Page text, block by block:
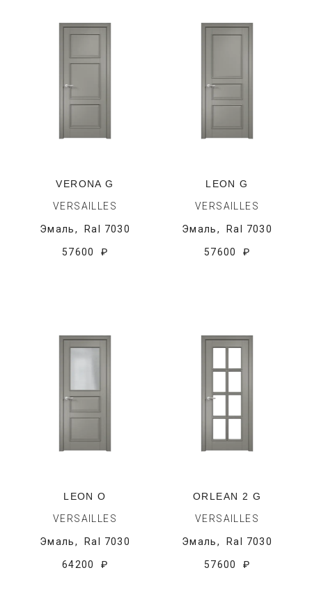
VERONA G
VERSAILLES
Эмаль, Ral 7030
57600 ₽
LEON G
VERSAILLES
Эмаль, Ral 7030
57600 ₽
LEON O
VERSAILLES
Эмаль, Ral 7030
64200 ₽
ORLEAN 2 G
VERSAILLES
Эмаль, Ral 7030
57600 ₽